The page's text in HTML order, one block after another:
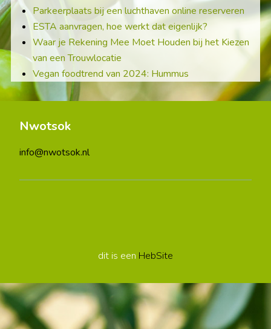
Parkeerplaats bij een luchthaven online reserveren
ESTA aanvragen, hoe werkt dat eigenlijk?
Waar je Rekening Mee Moet Houden bij het Kiezen
van een Trouwlocatie
Vegan foodtrend van 2024: Hummus
Nwotsok
info@nwotsok.nl
dit is een HebSite